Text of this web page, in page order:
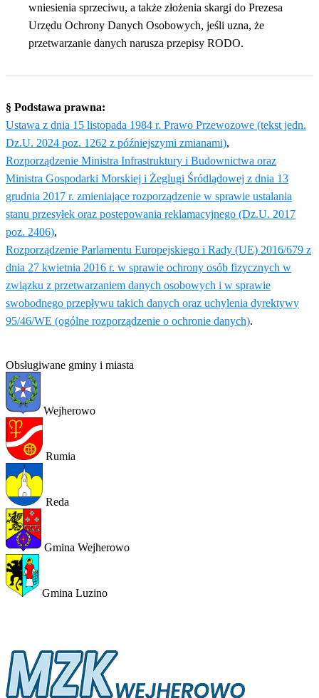
wniesienia sprzeciwu, a także złożenia skargi do Prezesa
Urzędu Ochrony Danych Osobowych, jeśli uzna, że
przetwarzanie danych narusza przepisy RODO.
§ Podstawa prawna:
Ustawa z dnia 15 listopada 1984 r. Prawo Przewozowe (tekst jedn.
Dz.U. 2024 poz. 1262 z późniejszymi zmianami),
Rozporządzenie Ministra Infrastruktury i Budownictwa oraz
Ministra Gospodarki Morskiej i Żeglugi Śródlądowej z dnia 13
grudnia 2017 r. zmieniające rozporządzenie w sprawie ustalania
stanu przesyłek oraz postępowania reklamacyjnego (Dz.U. 2017
poz. 2406),
Rozporządzenie Parlamentu Europejskiego i Rady (UE) 2016/679 z
dnia 27 kwietnia 2016 r. w sprawie ochrony osób fizycznych w
związku z przetwarzaniem danych osobowych i w sprawie
swobodnego przepływu takich danych oraz uchylenia dyrektywy
95/46/WE (ogólne rozporządzenie o ochronie danych).
Obsługiwane gminy i miasta
Wejherowo
Rumia
Reda
Gmina Wejherowo
Gmina Luzino